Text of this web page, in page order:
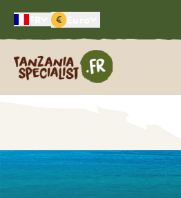
€
Tanzania Specialist